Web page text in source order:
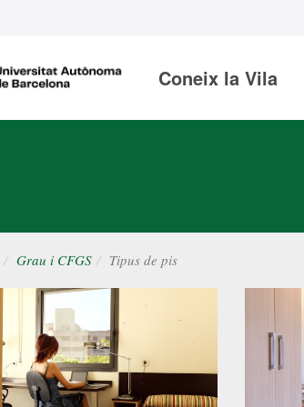
Coneix la Vila
Grau i CFGS Tipus de pis